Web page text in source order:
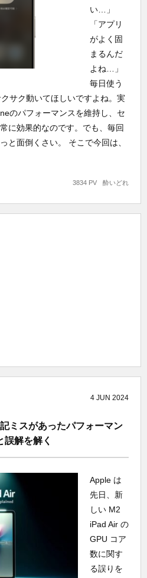
い…」
「アプリ
がよく固
まるんだ
よね…」
毎日使う
サク動いてほしいですよね。実
のパフォーマンスを維持し、セ
に効果的なのです。でも、毎回
と面倒くさい。 そこで今回は、
酔いどれ
3834 PV
4 JUN 2024
ミスがあったパフォーマン
誤解を解く
Apple は
先日、新
しい M2
iPad Air の
GPU コア
数に関す
る誤りを